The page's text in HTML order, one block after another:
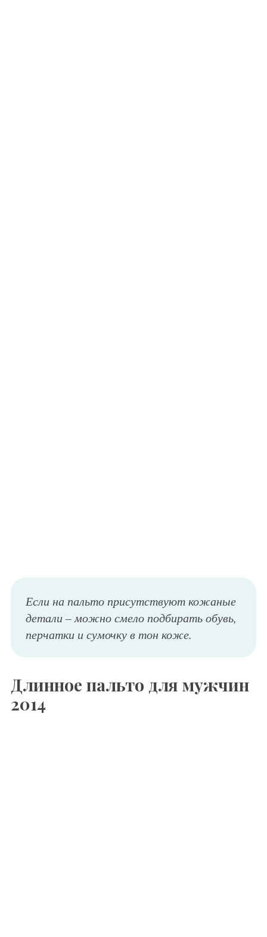
Если на пальто присутствуют кожаные
детали – можно смело подбирать обувь,
перчатки и сумочку в тон коже.
Длинное пальто для мужчин
2014